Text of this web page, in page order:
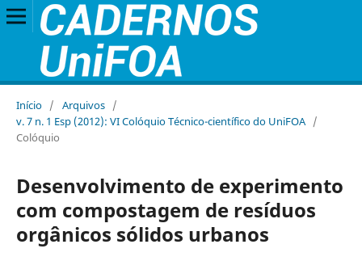
Início / Arquivos /
v. 7 n. 1 Esp (2012): VI Colóquio Técnico-científico do UniFOA /
Colóquio
Desenvolvimento de experimento
com compostagem de resíduos
orgânicos sólidos urbanos